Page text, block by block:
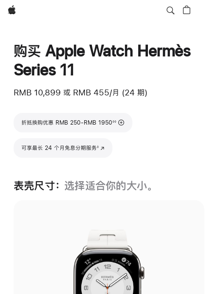
Apple
购买 Apple Watch Hermès
Series 11
RMB 10,899 或 RMB 455/月 (24 期)
折抵换购优惠 RMB 250-RMB 1950
脚注
◊◊
可享最长 24 个月免息分期服务◊
(在新窗口中打开)
表壳尺寸： 选择适合你的大小。